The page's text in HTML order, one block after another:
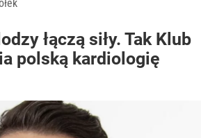
łączą siły. Tak Klub
polską kardiologię